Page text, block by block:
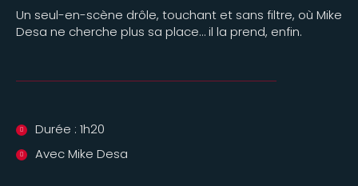
Un seul-en-scène drôle, touchant et sans filtre, où Mike
Desa ne cherche plus sa place… il la prend, enfin.
Durée : 1h20
Avec Mike Desa